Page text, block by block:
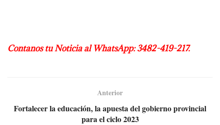
Contanos tu Noticia al WhatsApp: 3482-419-217.
Anterior
Fortalecer la educación, la apuesta del gobierno provincial
para el ciclo 2023